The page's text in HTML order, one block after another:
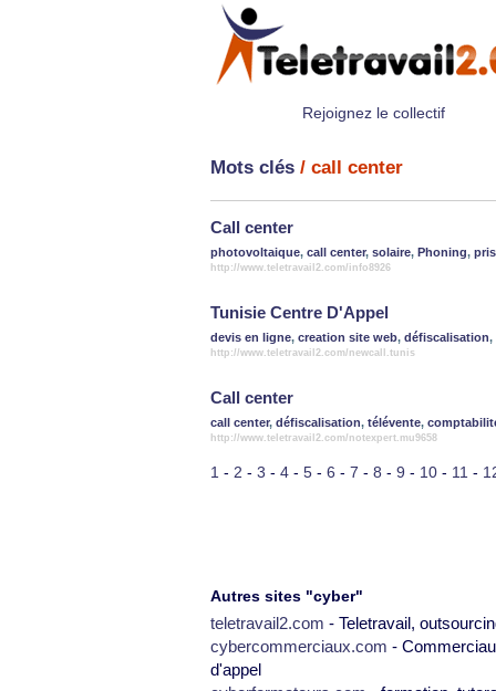
Rejoignez le collectif
Mots clés / call center
Call center
photovoltaique, call center, solaire, Phoning,
http://www.teletravail2.com/info8926
Tunisie Centre D'Appel
devis en ligne, creation site web, défiscalisation,
http://www.teletravail2.com/newcall.tunis
Call center
call center, défiscalisation, télévente,
http://www.teletravail2.com/notexpert.mu9658
1 - 2 - 3 - 4 - 5 - 6 - 7 - 8 - 9 - 10 - 11 -
Autres sites "cyber"
teletravail2.com - Teletravail,
cybercommerciaux.com -
d'appel